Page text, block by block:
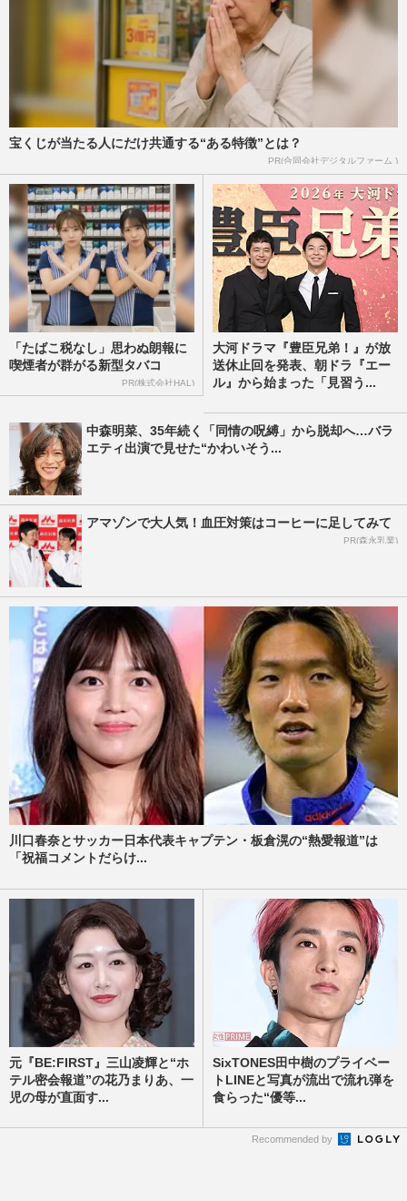
宝くじが当たる人にだけ共通する“ある特徴”とは？
PR(合同会社デジタルファーム )
「たばこ税なし」思わぬ朗報に
喫煙者が群がる新型タバコ
PR(株式会社HAL)
大河ドラマ『豊臣兄弟！』が放
送休止回を発表、朝ドラ『エー
ル』から始まった「見習う...
中森明菜、35年続く「同情の呪縛」から脱却へ…バラ
エティ出演で見せた“かわいそう...
アマゾンで大人気！血圧対策はコーヒーに足してみて
PR(森永乳業)
川口春奈とサッカー日本代表キャプテン・板倉滉の“熱愛報道”は
「祝福コメントだらけ...
元『BE:FIRST』三山凌輝と“ホ
テル密会報道”の花乃まりあ、一
児の母が直面す...
SixTONES田中樹のプライベー
トLINEと写真が流出で流れ弾を
食らった“優等...
Recommended by